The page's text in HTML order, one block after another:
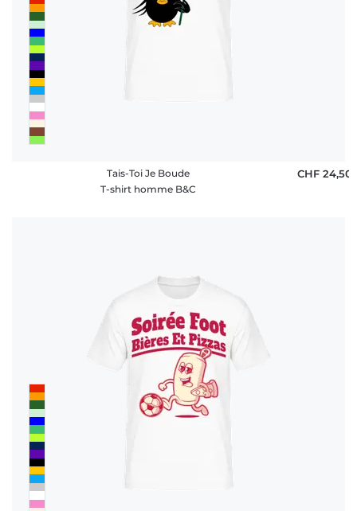
Tais-Toi Je Boude
T-shirt homme B&C
CHF 24,50